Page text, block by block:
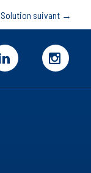
Solution suivant →